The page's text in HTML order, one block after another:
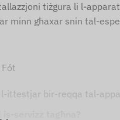
tiżgura li l-
minn għaxar snin tal-
l-ittestjar bir-reqqa tal-